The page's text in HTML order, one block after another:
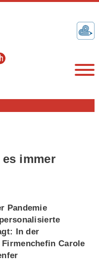
immer
Pandemie
In der
Carole